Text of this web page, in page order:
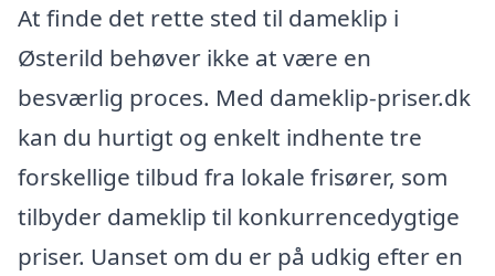
At finde det rette sted til dameklip i
Østerild behøver ikke at være en
besværlig proces. Med dameklip-priser.dk
kan du hurtigt og enkelt indhente tre
forskellige tilbud fra lokale frisører, som
tilbyder dameklip til konkurrencedygtige
priser. Uanset om du er på udkig efter en